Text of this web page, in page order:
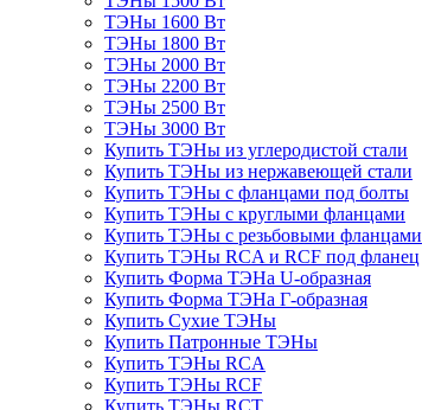
ТЭНы 1600 Вт
ТЭНы 1800 Вт
ТЭНы 2000 Вт
ТЭНы 2200 Вт
ТЭНы 2500 Вт
ТЭНы 3000 Вт
Купить ТЭНы из углеродистой стали
Купить ТЭНы из нержавеющей стали
Купить ТЭНы с фланцами под болты
Купить ТЭНы с круглыми фланцами
Купить ТЭНы с резьбовыми фланцами
Купить ТЭНы RCA и RCF под фланец
Купить Форма ТЭНа U-образная
Купить Форма ТЭНа Г-образная
Купить Сухие ТЭНы
Купить Патронные ТЭНы
Купить ТЭНы RCA
Купить ТЭНы RCF
Купить ТЭНы RCT